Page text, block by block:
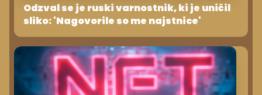
Odzval se je ruski varnostnik, ki je uničil
sliko: 'Nagovorile so me najstnice'